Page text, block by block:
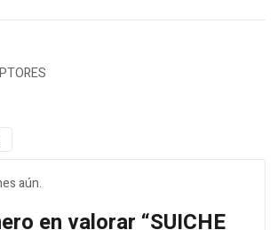
aún.
en valorar “SUICHE